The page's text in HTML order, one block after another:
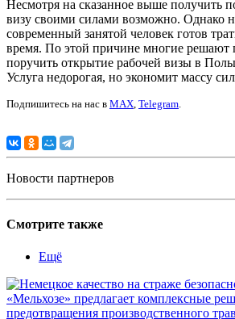
Несмотря на сказанное выше получить
визу своими силами возможно. Однако
современный занятой человек готов
время. По этой причине многие решают
поручить открытие рабочей визы в
Услуга недорогая, но экономит массу
Подпишитесь на нас в MAX, Telegram.
Новости партнеров
Смотрите также
Ещё